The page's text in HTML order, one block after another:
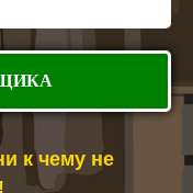
и вариантов
контроль качества на
специалиста на
монтажные
к чему не